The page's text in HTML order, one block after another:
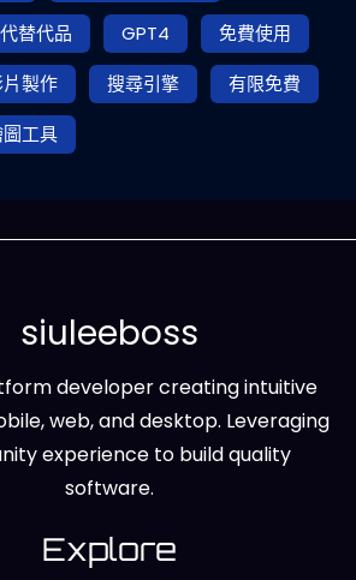
替代品
GPT4
免費使用
製作 搜尋引擎
有限免費
工具
siuleeboss
developer creating intuitive
web, and desktop. Leveraging
experience to build quality
software.
Explore